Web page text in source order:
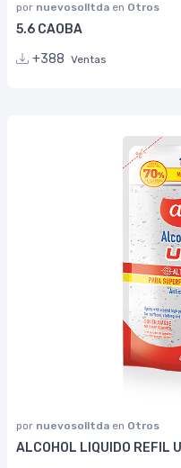
por nuevosolltda en Otros
5.6 CAOBA
+388 Ventas
por nuevosolltda en Otros
ALCOHOL LIQUIDO REFIL